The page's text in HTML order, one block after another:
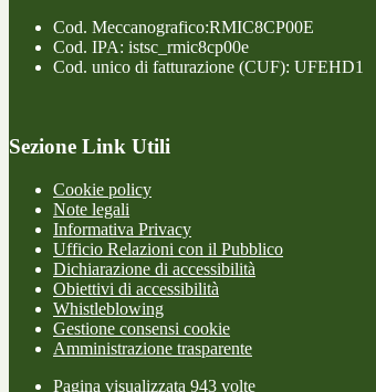
Cod. Meccanografico:RMIC8CP00E
Cod. IPA: istsc_rmic8cp00e
Cod. unico di fatturazione (CUF): UFEHD1
Sezione Link Utili
Cookie policy
Note legali
Informativa Privacy
Ufficio Relazioni con il Pubblico
Dichiarazione di accessibilità
Obiettivi di accessibilità
Whistleblowing
Gestione consensi cookie
Amministrazione trasparente
Pagina visualizzata 943 volte